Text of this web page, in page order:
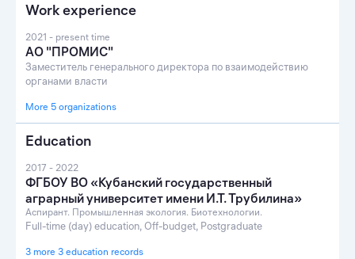
Work experience
2021 - present time
АО "ПРОМИС"
Заместитель генерального директора по взаимодействию
органами власти
More 5 organizations
Education
2017 - 2022
ФГБОУ ВО «Кубанский государственный
аграрный университет имени И.Т. Трубилина»
Аспирант. Промышленная экология. Биотехнологии.
Full-time (day) education, Off-budget, Postgraduate
3 more 3 education records